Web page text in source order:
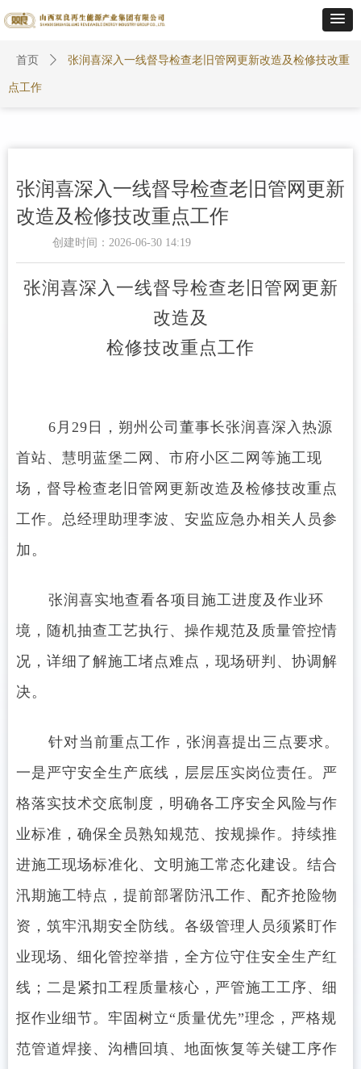
张润喜深入一线督导检查老旧管网更新
改造及检修技改重点工作
张润喜深入一线督导检查老旧管网更新
改造及
检修技改重点工作
6月29日，朔州公司董事长张润喜深入热源
首站、慧明蓝堡二网、市府小区二网等施工现
场，督导检查老旧管网更新改造及检修技改重点
工作。总经理助理李波、安监应急办相关人员参
加。
张润喜实地查看各项目施工进度及作业环
境，随机抽查工艺执行、操作规范及质量管控情
况，详细了解施工堵点难点，现场研判、协调解
决。
针对当前重点工作，张润喜提出三点要求。
一是严守安全生产底线，层层压实岗位责任。严
格落实技术交底制度，明确各工序安全风险与作
业标准，确保全员熟知规范、按规操作。持续推
进施工现场标准化、文明施工常态化建设。结合
汛期施工特点，提前部署防汛工作、配齐抢险物
资，筑牢汛期安全防线。各级管理人员须紧盯作
业现场、细化管控举措，全方位守住安全生产红
线；二是紧扣工程质量核心，严管施工工序、细
抠作业细节。牢固树立 “质量优先”理念，严格规
范管道焊接、沟槽回填、地面恢复等关键工序作
创建时间： 2026-06-30 14:19
首页 ꄲ 张润喜深入一线督导检查老旧管网更新改造及检修技改重
点工作